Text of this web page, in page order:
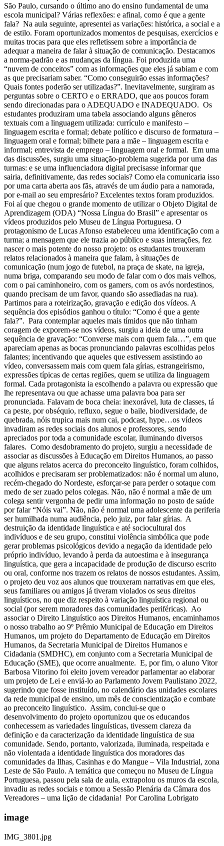
São Paulo, cursando o último ano do ensino fundamental de uma
escola municipal? Várias reflexões: e afinal, como é que a gente
fala? Na aula seguinte, apresentei as variações: histórica, a social e a
de estilo. Foram oportunizados momentos de pesquisas, exercícios e
muitas trocas para que eles refletissem sobre a importância de
adequar a maneira de falar à situação de comunicação. Destacamos
a norma-padrão e as mudanças da língua. Foi produzida uma
“nuvem de conceitos” com as informações que eles já sabiam e com
as que precisariam saber. “Como conseguirão essas informações?
Quais fontes poderão ser utilizadas?”. Inevitavelmente, surgiram as
perguntas sobre o CERTO e o ERRADO, que aos poucos foram
sendo direcionadas para o ADEQUADO e INADEQUADO. Os
estudantes produziram uma tabela associando alguns gêneros
textuais com a linguagem utilizada: currículo e manifesto –
linguagem escrita e formal; debate político e discurso de formatura –
linguagem oral e formal; bilhete para a mãe – linguagem escrita e
informal; entrevista de emprego – linguagem oral e formal. Em uma
das discussões, surgiu uma situação-problema sugerida por uma das
turmas: e se uma influenciadora digital precisasse informar que
sairia, definitivamente, das redes sociais? Como ela comunicaria isso
por uma carta aberta aos fãs, através de um áudio para a namorada,
por e-mail ao seu empresário? Excelentes textos foram produzidos.
Foi aí que chegou o grande momento de utilizar o Objeto Digital de
Aprendizagem (ODA) “Nossa Língua do Brasil” e apresentar os
vídeos produzidos pelo Museu de Língua Portuguesa. O
protagonismo de Lucas Afonso estabeleceu uma identificação com a
turma; a mensagem que ele trazia ao público e suas interações, fez
nascer o mais potente do nosso projeto: os estudantes trouxeram
relatos relacionados à maneira que falam, à situações de
comunicação (num jogo de futebol, na praça de skate, na igreja,
numa briga, comparando seu modo de falar com o dos mais velhos,
com o pai caminhoneiro, com os gamers, com os avós nordestinos,
quando precisam de um favor, quando são assediadas na rua).
Partimos para a roteirização, gravação e edição dos vídeos. A
sequência dos episódios ganhou o título: “Como é que a gente
fala?”. Para contemplar aqueles mais tímidos que não tinham
coragem de exporem-se nos vídeos, surgiu a ideia de uma outra
sequência de gravação: “Converse mais com quem fala…”, em que
apareciam apenas as bocas pronunciando palavras escolhidas pelos
falantes; incentivando que aqueles que estivessem assistindo ao
vídeo, conversassem mais com quem fala gírias, estrangeirismo,
expressões típicas de certas regiões, quem se utiliza da linguagem
formal. Cada protagonista ia escolhendo a palavra ou expressão que
lhe representava ou que achasse uma palavra boa para ser
pronunciada. Falavam de boca cheia: inexorável, luta de classes, tá
ca peste, por obséquio, refluxo, segue o baile, biodiversidade, de
quebrada, nóis trupica mais num cai, podcast, hype…os vídeos
invadiram as redes sociais dos alunos e professores, sendo
apreciados por toda a comunidade escolar, iluminando diversos
falares. Como desdobramento do projeto, surgiu a necessidade de
associar as discussões à Educação em Direitos Humanos, ao passo
que alguns relatos acerca do preconceito linguístico, foram colhidos,
acolhidos e precisaram ser problematizados: não é normal um aluno,
recém-chegado do Nordeste, esforçar-se para perder o sotaque com
medo de ser zuado pelos colegas. Não, não é normal a mãe de um
colega sentir vergonha de pedir uma informação no posto de saúde
por falar “Nóis vai”. Não, não é normal uma adolescente da periferia
ser humilhada numa audiência, pelo juiz, por falar gírias. A
destruição da identidade linguística e até sociocultural dos
indivíduos e de seu grupo, constitui violência simbólica que pode
gerar problemas psicológicos devido a negação da identidade pelo
próprio indivíduo, levando à perda da autoestima e à insegurança
linguística, que gera a incapacidade de produção de discurso escrito
ou oral, conforme nos trazem os relatos de nossos estudantes. Assim,
o projeto deu voz aos alunos que trouxeram narrativas em que eles,
seus familiares ou amigos já tiveram violados os seus direitos
linguísticos, no que diz respeito à variação linguística regional ou
social (por serem moradores das comunidades periféricas). Ao
associar o Direito Linguístico aos Direitos Humanos, encaminhamos
o nosso trabalho ao 9º Prêmio Municipal de Educação em Direitos
Humanos, um projeto do Departamento de Educação em Direitos
Humanos, da Secretaria Municipal de Direitos Humanos e
Cidadania (SMDHC), em conjunto com a Secretaria Municipal de
Educação (SME), que ocorre anualmente. E, por fim, o aluno Vitor
Barbosa Vitorino foi eleito jovem vereador parlamentar ao elaborar
um projeto de Lei e enviá-lo ao Parlamento Jovem Paulistano 2022,
sugerindo que fosse instituído, no calendário das unidades escolares
da rede municipal de ensino, um mês de conscientização e combate
ao preconceito linguístico. Assim, conclui-se que o
desenvolvimento do projeto oportunizou que os educandos
conhecessem as variedades linguísticas, tivessem clareza da
definição e da caracterização da identidade linguística de sua
comunidade. Sendo, portanto, valorizada, iluminada, respeitada e
não violentada a identidade linguística dos moradores das
comunidades da Ilhas, Casinhas e do Mangue – Vila Industrial, zona
Leste de São Paulo. A temática que começou no Museu de Língua
Portuguesa, passou pela sala de aula, extrapolou os muros da escola,
invadiu as redes sociais e tomou a Sessão Plenária da Câmara dos
Vereadores – uma lição de cidadania! Por Carolina Lobrigato
image
IMG_3801.jpg